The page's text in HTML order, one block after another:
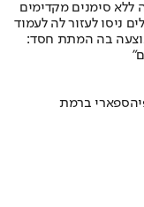
66 לאחר שקרסה ללא סימנים מקדימים
ניסו לעזור לה לעמוד
בה המתת חסד:
הספארי ברמת